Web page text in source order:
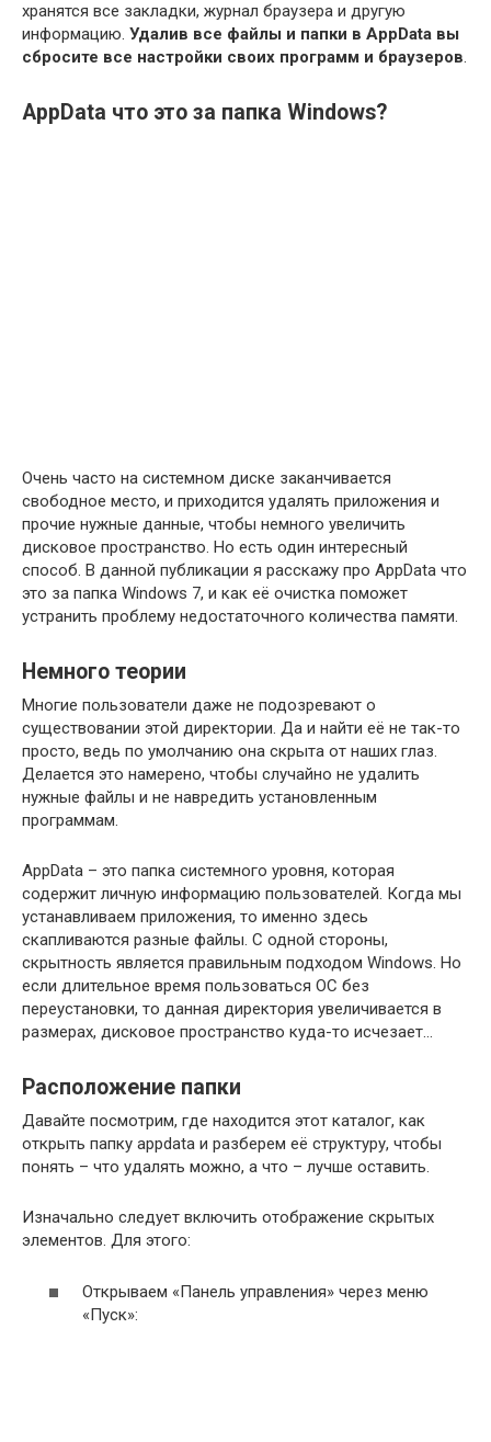
хранятся все закладки, журнал браузера и другую
информацию. Удалив все файлы и папки в AppData вы
сбросите все настройки своих программ и браузеров.
AppData что это за папка Windows?
Очень часто на системном диске заканчивается
свободное место, и приходится удалять приложения и
прочие нужные данные, чтобы немного увеличить
дисковое пространство. Но есть один интересный
способ. В данной публикации я расскажу про AppData что
это за папка Windows 7, и как её очистка поможет
устранить проблему недостаточного количества памяти.
Немного теории
Многие пользователи даже не подозревают о
существовании этой директории. Да и найти её не так-то
просто, ведь по умолчанию она скрыта от наших глаз.
Делается это намерено, чтобы случайно не удалить
нужные файлы и не навредить установленным
программам.
AppData – это папка системного уровня, которая
содержит личную информацию пользователей. Когда мы
устанавливаем приложения, то именно здесь
скапливаются разные файлы. С одной стороны,
скрытность является правильным подходом Windows. Но
если длительное время пользоваться ОС без
переустановки, то данная директория увеличивается в
размерах, дисковое пространство куда-то исчезает…
Расположение папки
Давайте посмотрим, где находится этот каталог, как
открыть папку appdata и разберем её структуру, чтобы
понять – что удалять можно, а что – лучше оставить.
Изначально следует включить отображение скрытых
элементов. Для этого:
Открываем «Панель управления» через меню
«Пуск»: